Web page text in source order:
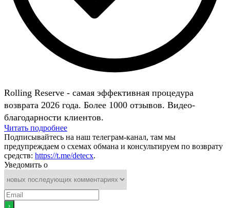
Rolling Reserve - самая эффективная процедура
возврата 2026 года. Более 1000 отзывов. Видео-
благодарности клиентов.
Читать подробнее
Подписывайтесь на наш телеграм-канал, там мы
предупреждаем о схемах обмана и консультируем по возврату
средств: https://t.me/detecx.
Уведомить о